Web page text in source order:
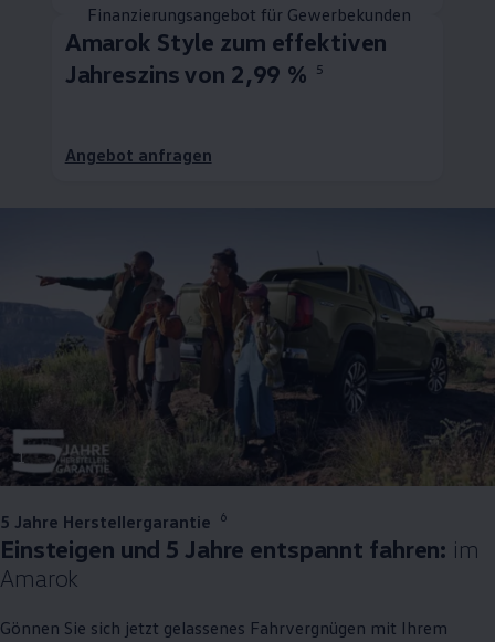
Finanzierungsangebot für Gewerbekunden
Amarok Style zum effektiven
Jahreszins von 2,99 %
5
Angebot anfragen
1
5 Jahre Herstellergarantie 6
Einsteigen und 5 Jahre entspannt fahren: im
Amarok
Gönnen Sie sich jetzt gelassenes Fahrvergnügen mit Ihrem